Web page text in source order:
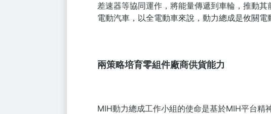
差速器等協同運作，將能量傳遞到車輪，推動
電動汽車，以全電動車來說，動力總成是攸關
兩策略培育零組件廠商供貨能力
MIH動力總成工作小組的使命是基於MIH平台精